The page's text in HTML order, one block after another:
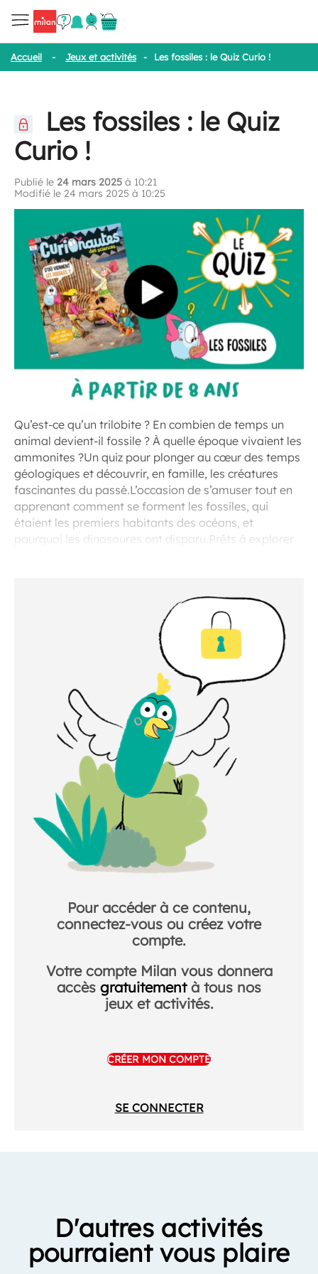
Accueil - Jeux et activités - Les fossiles : le Quiz Curio !
Les fossiles : le Quiz
Curio !
Publié le 24 mars 2025 à 10:21
Modifié le 24 mars 2025 à 10:25
Qu’est-ce qu’un trilobite ? En combien de temps un
animal devient-il fossile ? À quelle époque vivaient les
ammonites ?Un quiz pour plonger au cœur des temps
géologiques et découvrir, en famille, les créatures
fascinantes du passé.L’occasion de s’amuser tout en
apprenant comment se forment les fossiles, qui
étaient les premiers habitants des océans, et
pourquoi les dinosaures ont disparu.Prêts à explorer
Pour accéder à ce contenu,
connectez-vous ou créez votre
compte.
Votre compte Milan vous donnera
accès gratuitementà tous nos
jeux et activités.
CRÉER MON COMPTE
SE CONNECTER
D'autres activités
pourraient vous plaire